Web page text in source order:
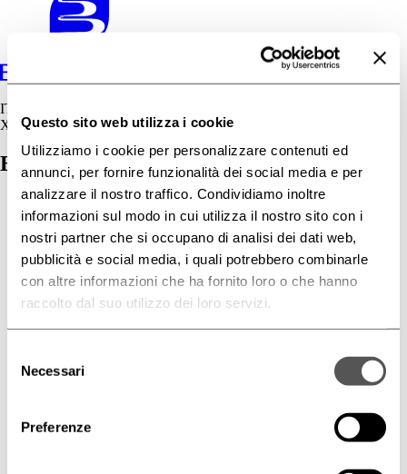
Questo sito web utilizza i cookie
Utilizziamo i cookie per personalizzare contenuti ed
annunci, per fornire funzionalità dei social media e per
analizzare il nostro traffico. Condividiamo inoltre
informazioni sul modo in cui utilizza il nostro sito con i
nostri partner che si occupano di analisi dei dati web,
pubblicità e social media, i quali potrebbero combinarle
con altre informazioni che ha fornito loro o che hanno
raccolto dal suo utilizzo dei loro servizi.
delNecessari
Preferenze
IT
X
Bioliftan–Mousse